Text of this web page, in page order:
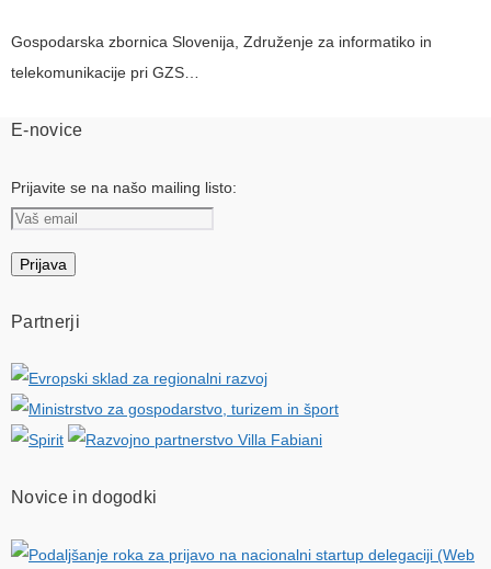
Gospodarska zbornica Slovenija, Združenje za informatiko in
telekomunikacije pri GZS…
E-novice
Prijavite se na našo mailing listo:
Partnerji
Novice in dogodki